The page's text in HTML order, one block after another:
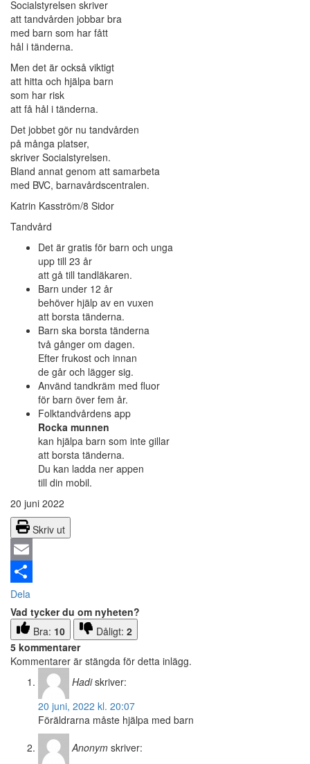
Socialstyrelsen skriver
att tandvården jobbar bra
med barn som har fått
hål i tänderna.
Men det är också viktigt
att hitta och hjälpa barn
som har risk
att få hål i tänderna.
Det jobbet gör nu tandvården
på många platser,
skriver Socialstyrelsen.
Bland annat genom att samarbeta
med BVC, barnavårdscentralen.
Katrin Kasström/8 Sidor
Tandvård
Det är gratis för barn och unga
upp till 23 år
att gå till tandläkaren.
Barn under 12 år
behöver hjälp av en vuxen
att borsta tänderna.
Barn ska borsta tänderna
två gånger om dagen.
Efter frukost och innan
de går och lägger sig.
Använd tandkräm med fluor
för barn över fem år.
Folktandvårdens app
Rocka munnen
kan hjälpa barn som inte gillar
att borsta tänderna.
Du kan ladda ner appen
till din mobil.
20 juni 2022
Skriv ut
Email
Dela
Vad tycker du om nyheten?
Bra: 10 Dåligt: 2
5 kommentarer
Kommentarer är stängda för detta inlägg.
Hadi skriver:
20 juni, 2022 kl. 20:07
Föräldrarna måste hjälpa med barn
Anonym skriver: